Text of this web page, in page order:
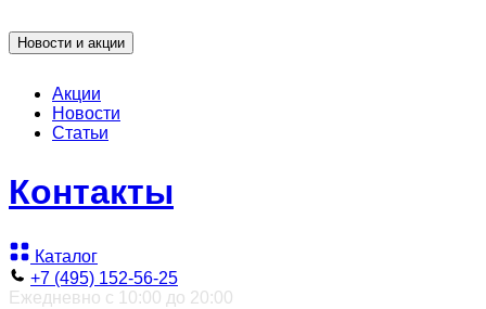
Новости и акции
Акции
Новости
Статьи
Контакты
Каталог
+7 (495) 152-56-25
Ежедневно с 10:00 до 20:00